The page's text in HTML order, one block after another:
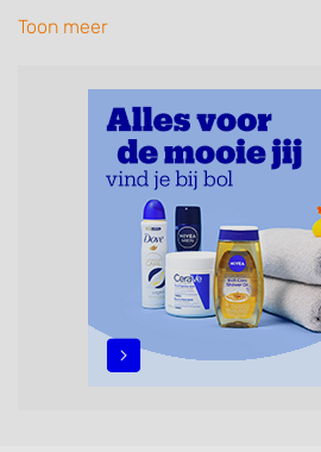
specialisaties of aantekeningen:
zonder afspraak terecht kunt.
kunnen uw haren wassen,
maar ook helpen met
opsteken, weave, een
permanent, een bruidkapsel,
epileren,
een baard en pruiken. U kunt de
filteren met behulp van de
Toon meer